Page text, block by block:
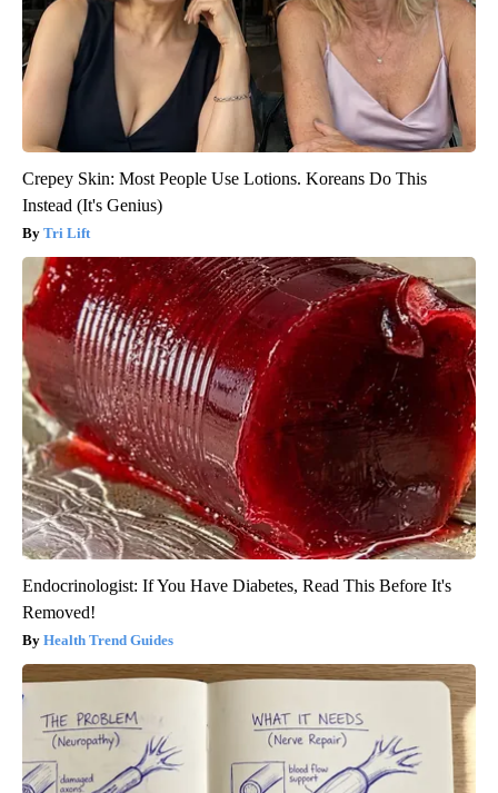
Crepey Skin: Most People Use Lotions. Koreans Do This
Instead (It's Genius)
Tri Lift
Endocrinologist: If You Have Diabetes, Read This Before It's
Removed!
Health Trend Guides